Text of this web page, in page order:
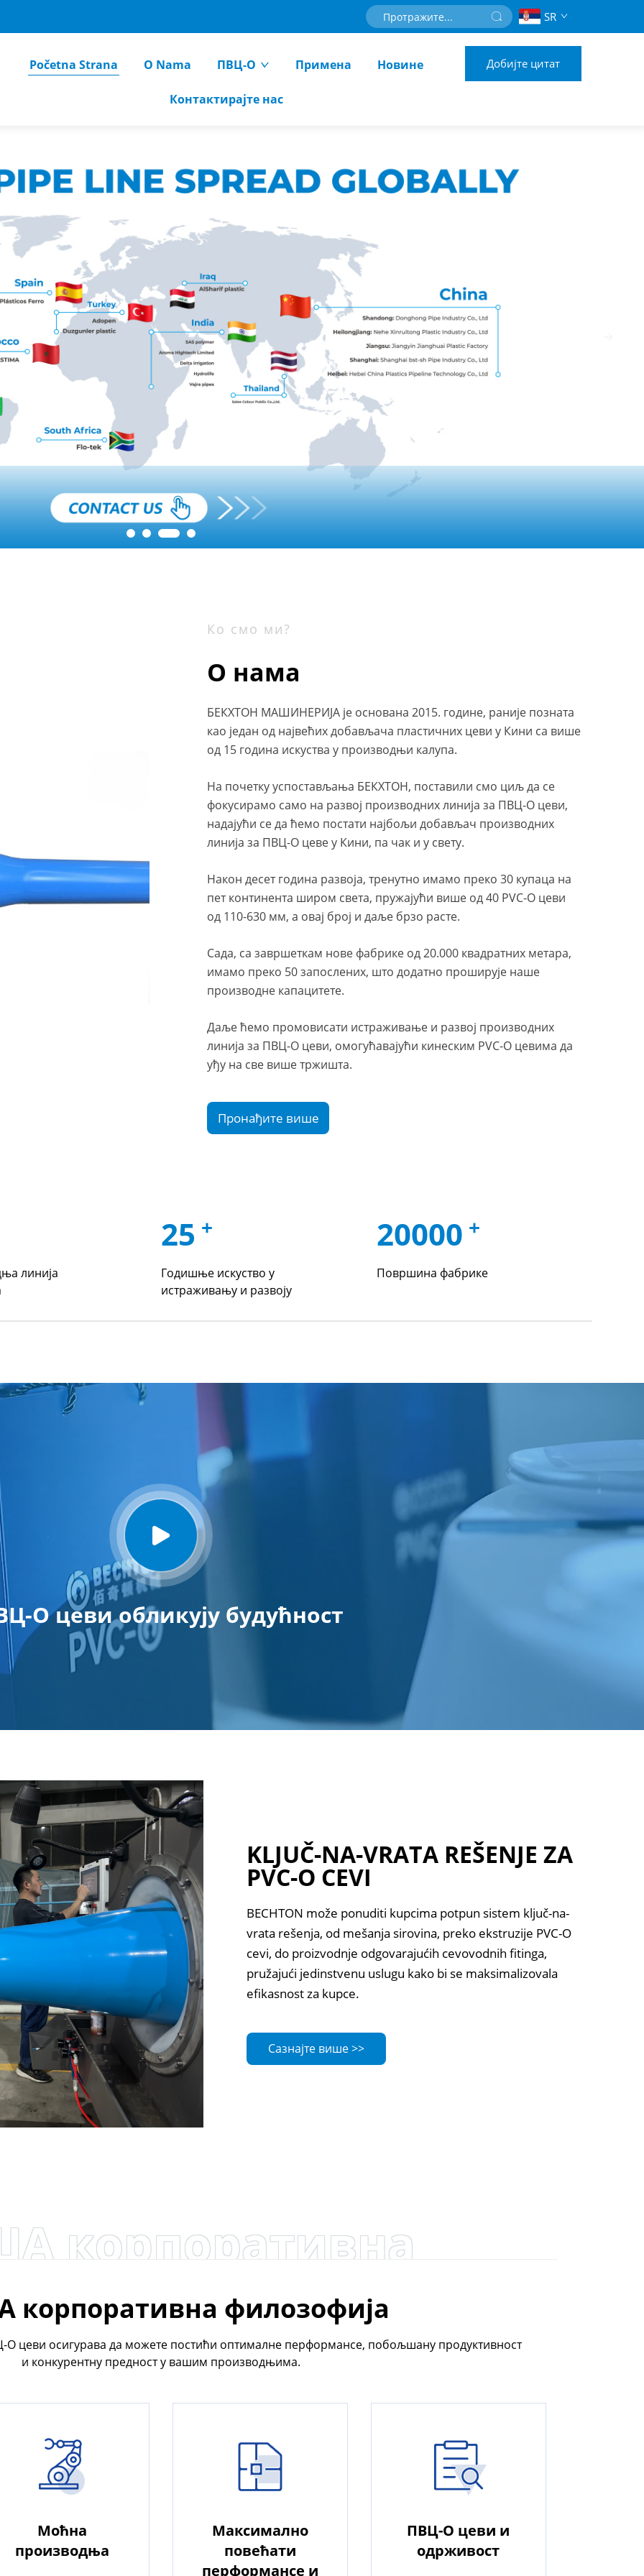
SR
Početna Strana O Nama ПВЦ-О Примена Новине
Контактирајте нас
Добијте цитат
Ко смо ми?
О нама
БЕКХТОН МАШИНЕРИЈА је основана 2015. године, раније позната
као један од највећих добављача пластичних цеви у Кини са више
од 15 година искуства у производњи калупа.
На почетку успостављања БЕКХТОН, поставили смо циљ да се
фокусирамо само на развој производних линија за ПВЦ-О цеви,
надајући се да ћемо постати најбољи добављач производних
линија за ПВЦ-О цеве у Кини, па чак и у свету.
Након десет година развоја, тренутно имамо преко 30 купаца на
пет континента широм света, пружајући више од 40 PVC-O цеви
од 110-630 мм, а овај број и даље брзо расте.
Сада, са завршеткам нове фабрике од 20.000 квадратних метара,
имамо преко 50 запослених, што додатно проширује наше
производне капацитете.
Даље ћемо промовисати истраживање и развој производних
линија за ПВЦ-О цеви, омогућавајући кинеским PVC-О цевима да
уђу на све више тржишта.
Пронађите више
линија
25 +
Годишње искуство у
истраживању и развоју
20000 +
Површина фабрике
О цеви обликују будућност
KLJUČ-NA-VRATA REŠENJE ZA
PVC-O CEVI
BECHTON može ponuditi kupcima potpun sistem ključ-na-
vrata rešenja, od mešanja sirovina, preko ekstruzije PVC-O
cevi, do proizvodnje odgovarajućih cevovodnih fitinga,
pružajući jedinstvenu uslugu kako bi se maksimalizovala
efikasnost za kupce.
Сазнајте више >>
корпоративна
филозофија
филозофија
цеви осигурава да можете постићи оптималне перформансе, побољшану продуктивност
и конкурентну предност у вашим производњима.
Моћна
производња
Максимално
повећати
перформансе и
ПВЦ-О цеви и
одрживост